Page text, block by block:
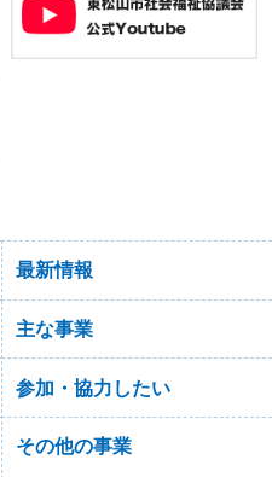
最新情報
主な事業
参加・協力したい
その他の事業